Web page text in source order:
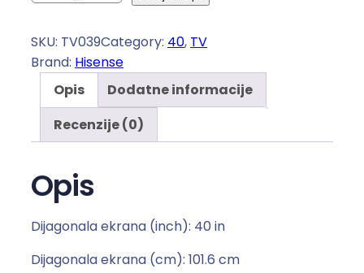
S
E
H
S
m
a
t
SKU: TV039Category: 40, TV
Brand: Hisense
Opis
Dodatne informacije
Recenzije (0)
Opis
Dijagonala ekrana (inch): 40 in
Dijagonala ekrana (cm): 101.6 cm